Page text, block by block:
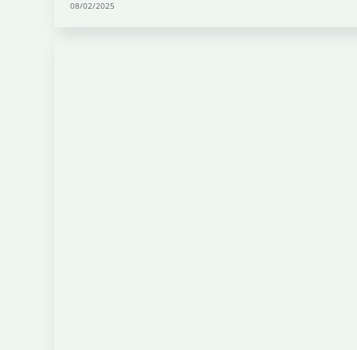
08/02/2025